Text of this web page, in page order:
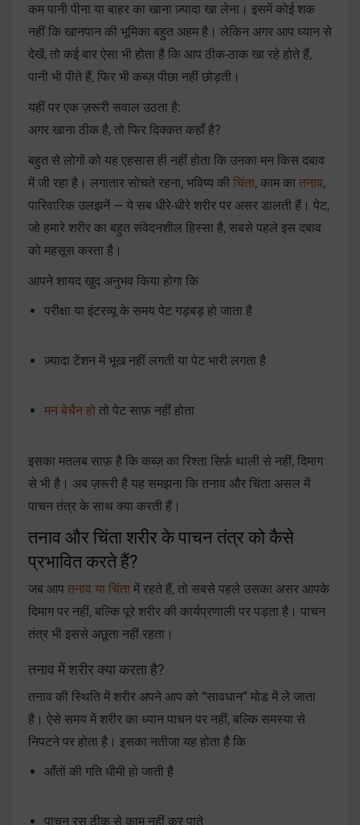
कम पानी पीना या बाहर का खाना ज़्यादा खा लेना। इसमें कोई शक
नहीं कि खानपान की भूमिका बहुत अहम है। लेकिन अगर आप ध्यान से
देखें, तो कई बार ऐसा भी होता है कि आप ठीक-ठाक खा रहे होते हैं,
पानी भी पीते हैं, फिर भी कब्ज़ पीछा नहीं छोड़ती।
यहीं पर एक ज़रूरी सवाल उठता है:
अगर खाना ठीक है, तो फिर दिक्कत कहाँ है?
बहुत से लोगों को यह एहसास ही नहीं होता कि उनका मन किस दबाव
में जी रहा है। लगातार सोचते रहना, भविष्य की चिंता, काम का तनाव,
पारिवारिक उलझनें — ये सब धीरे-धीरे शरीर पर असर डालती हैं। पेट,
जो हमारे शरीर का बहुत संवेदनशील हिस्सा है, सबसे पहले इस दबाव
को महसूस करता है।
आपने शायद खुद अनुभव किया होगा कि
परीक्षा या इंटरव्यू के समय पेट गड़बड़ हो जाता है
ज़्यादा टेंशन में भूख नहीं लगती या पेट भारी लगता है
मन बेचैन हो तो पेट साफ़ नहीं होता
इसका मतलब साफ़ है कि कब्ज़ का रिश्ता सिर्फ़ थाली से नहीं, दिमाग
से भी है। अब ज़रूरी है यह समझना कि तनाव और चिंता असल में
पाचन तंत्र के साथ क्या करती हैं।
तनाव और चिंता शरीर के पाचन तंत्र को कैसे
प्रभावित करते हैं?
जब आप तनाव या चिंता में रहते हैं, तो सबसे पहले उसका असर आपके
दिमाग पर नहीं, बल्कि पूरे शरीर की कार्यप्रणाली पर पड़ता है। पाचन
तंत्र भी इससे अछूता नहीं रहता।
तनाव में शरीर क्या करता है?
तनाव की स्थिति में शरीर अपने आप को “सावधान” मोड में ले जाता
है। ऐसे समय में शरीर का ध्यान पाचन पर नहीं, बल्कि समस्या से
निपटने पर होता है। इसका नतीजा यह होता है कि
आँतों की गति धीमी हो जाती है
पाचन रस ठीक से काम नहीं कर पाते